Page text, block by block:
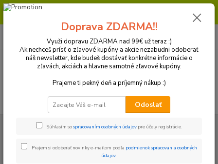
Milí zákazníci, pri objednávke nad 99€ získate poštovné ZDARMA.
(Po-Pia, 8:30-16:30 hod.)
Plasty a Kryty KTM Plastové sady
Sada plastov KTM
Sada plastov KTM SX/SXF 2016-
Doprava ZDARMA!!
Využi dopravu ZDARMA nad 99€ už teraz :)
Ak nechceš prísť o zľavové kupóny a akcie nezabudni odoberať
náš newsletter, kde budeš dostávať konkrétne informácie o
zľavách, akciách a hlavne samotné zľavové kupóny.
Prajeme ti pekný deň a príjemný nákup :)
Odoslať
Súhlasím sospracovaním osobných údajov pre účely registrácie.
Prajem si odoberať novinky e-mailom podľa podmienok spracovania osobných
údajov.